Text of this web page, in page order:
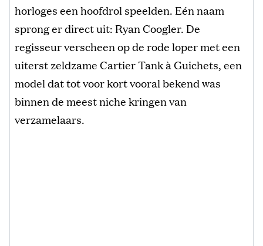
horloges een hoofdrol speelden. Eén naam
sprong er direct uit: Ryan Coogler. De
regisseur verscheen op de rode loper met een
uiterst zeldzame Cartier Tank à Guichets, een
model dat tot voor kort vooral bekend was
binnen de meest niche kringen van
verzamelaars.